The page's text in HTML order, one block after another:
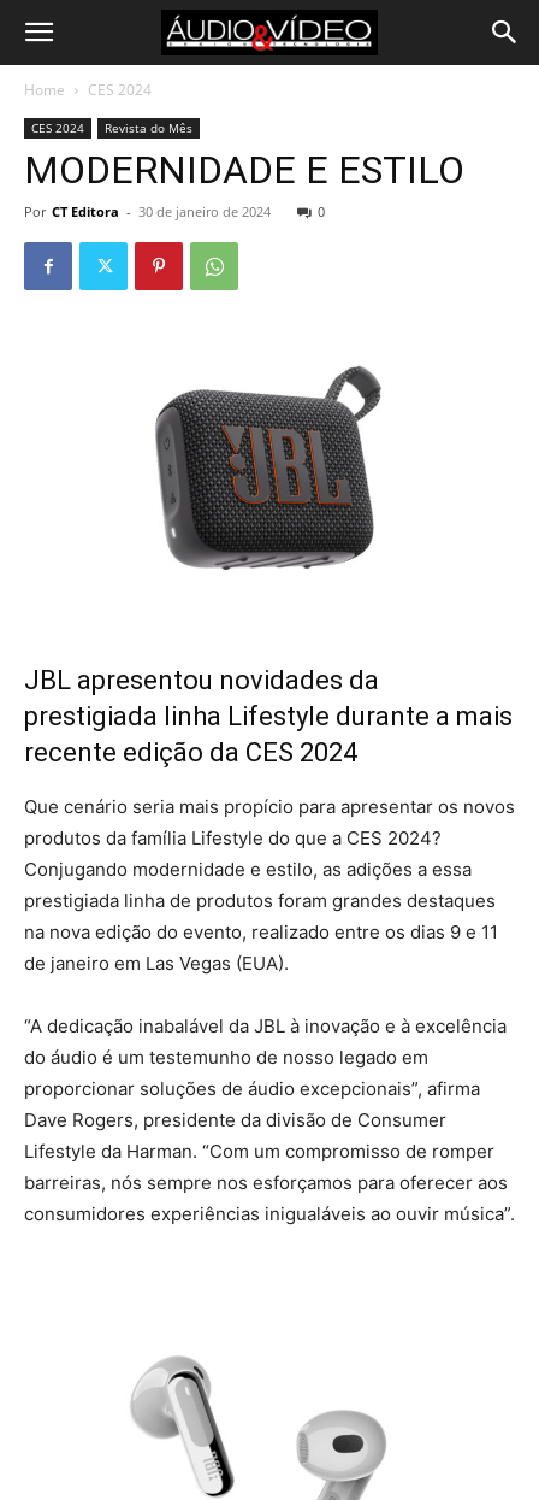
Home CES 2024
CES 2024 Revista do Mês
MODERNIDADE E ESTILO
Por CT Editora - 30 de janeiro de 2024 0
JBL apresentou novidades da
prestigiada linha Lifestyle durante a mais
recente edição da CES 2024
Que cenário seria mais propício para apresentar os novos
produtos da família Lifestyle do que a CES 2024?
Conjugando modernidade e estilo, as adições a essa
prestigiada linha de produtos foram grandes destaques
na nova edição do evento, realizado entre os dias 9 e 11
de janeiro em Las Vegas (EUA).
“A dedicação inabalável da JBL à inovação e à excelência
do áudio é um testemunho de nosso legado em
proporcionar soluções de áudio excepcionais”, afirma
Dave Rogers, presidente da divisão de Consumer
Lifestyle da Harman. “Com um compromisso de romper
barreiras, nós sempre nos esforçamos para oferecer aos
consumidores experiências inigualáveis ao ouvir música”.